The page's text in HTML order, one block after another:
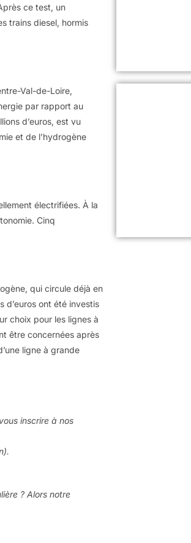
ce test, un
trains diesel, hormis
Val-de-Loire,
par rapport au
d’euros, est vu
et de l’hydrogène
électrifiées. À la
Cinq
qui circule déjà en
d’euros ont été investis
choix pour les lignes à
être concernées après
ligne à grande
inscrire à nos
? Alors notre